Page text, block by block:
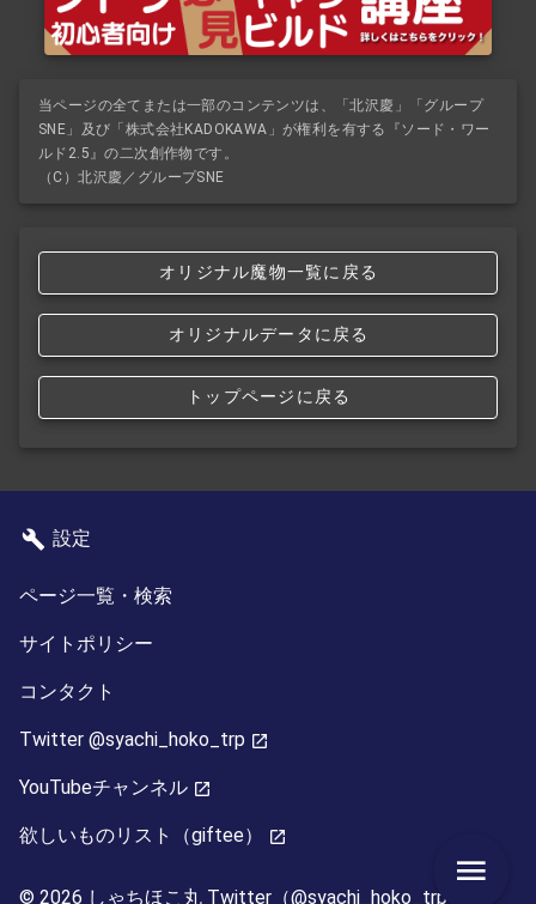
当ページの全てまたは一部のコンテンツは、「北沢慶」「グループ
SNE」及び「株式会社KADOKAWA」が権利を有する『ソード・ワー
ルド2.5』の二次創作物です。
（C）北沢慶／グループSNE
オリジナル魔物一覧に戻る
オリジナルデータに戻る
トップページに戻る
設定
ページ一覧・検索
サイトポリシー
コンタクト
Twitter @syachi_hoko_trp
YouTubeチャンネル
欲しいものリスト（giftee）
© 2026 しゃちほこ丸 Twitter（@syachi_hoko_trp）